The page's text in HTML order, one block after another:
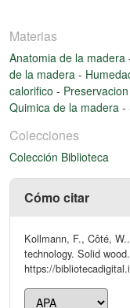
Materias
Anatomia de la madera
de la madera -
calorifico - Preservacion
Quimica de la madera -
Colecciones
Colección Biblioteca
Cómo citar
Kollmann, F., Côté,
technology. Solid
https://